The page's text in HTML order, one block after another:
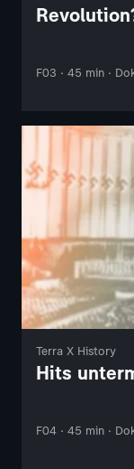
F03 · 45 min ·
Terra X History
Hits
F04 · 45 min ·